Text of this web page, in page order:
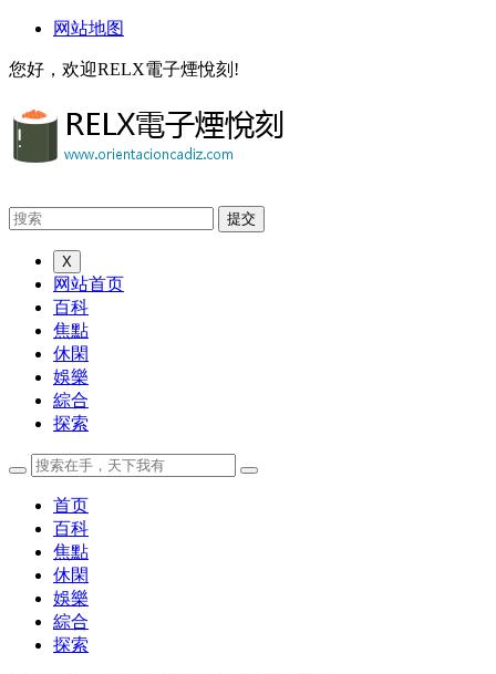
网站地图
您好，欢迎RELX電子煙悅刻!
X
网站首页
百科
焦點
休閑
娛樂
綜合
探索
首页
百科
焦點
休閑
娛樂
綜合
探索